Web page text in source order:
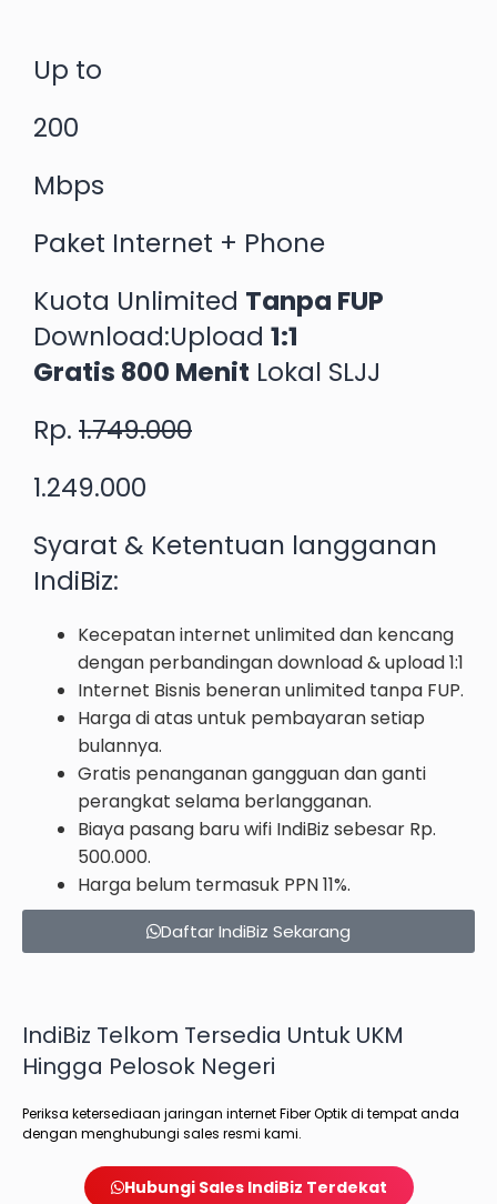
Up to
200
Mbps
Paket Internet + Phone
Kuota Unlimited Tanpa FUP
Download:Upload 1:1
Gratis 800 Menit Lokal SLJJ
Rp. 1.749.000
1.249.000
Syarat & Ketentuan langganan
IndiBiz:
Kecepatan internet unlimited dan kencang
dengan perbandingan download & upload 1:1
Internet Bisnis beneran unlimited tanpa FUP.
Harga di atas untuk pembayaran setiap
bulannya.
Gratis penanganan gangguan dan ganti
perangkat selama berlangganan.
Biaya pasang baru wifi IndiBiz sebesar Rp.
500.000.
Harga belum termasuk PPN 11%.
Daftar IndiBiz Sekarang
IndiBiz Telkom Tersedia Untuk UKM
Hingga Pelosok Negeri
Periksa ketersediaan jaringan internet Fiber Optik di tempat anda
dengan menghubungi sales resmi kami.
Hubungi Sales IndiBiz Terdekat